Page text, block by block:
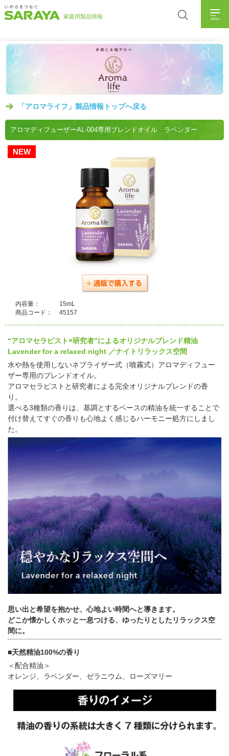
MENU
「アロマライフ」製品情報トップへ戻る
アロマディフューザーAL-004専用ブレンドオイル ラベンダー
NEW
内容量：
15mL
商品コード：
45157
“アロマセラピスト×研究者”によるオリジナルブレンド精油
Lavender for a relaxed night ／ナイトリラックス空間
水や熱を使用しないネブライザー式（噴霧式）アロマディフュー
ザー専用のブレンドオイル。
アロマセラピストと研究者による完全オリジナルブレンドの香
り。
選べる3種類の香りは、基調とするベースの精油を統一することで
付け替えてすぐの香りも心地よく感じるハーモニー処方にしまし
た。
思い出と希望を抱かせ、心地よい時間へと導きます。
どこか懐かしくホッと一息つける、ゆったりとしたリラックス空
間に。
■天然精油100%の香り
＜配合精油＞
オレンジ、ラベンダー、ゼラニウム、ローズマリー